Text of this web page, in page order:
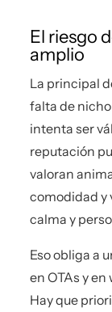
El riesgo
amplio
La principal
falta de
intenta ser
reputación
valoran
comodidad y
calma y
Eso obliga a
en OTAs y
Hay que